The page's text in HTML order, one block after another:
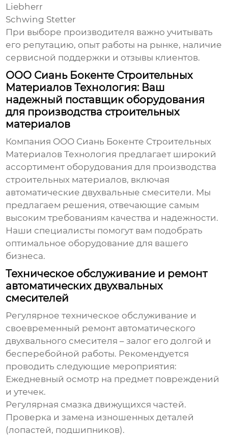
Liebherr
Schwing Stetter
При выборе производителя важно учитывать
его репутацию, опыт работы на рынке, наличие
сервисной поддержки и отзывы клиентов.
ООО Сиань Бокенте Строительных
Материалов Технология: Ваш
надежный поставщик оборудования
для производства строительных
материалов
Компания ООО Сиань Бокенте Строительных
Материалов Технология предлагает широкий
ассортимент оборудования для производства
строительных материалов, включая
автоматические двухвальные смесители. Мы
предлагаем решения, отвечающие самым
высоким требованиям качества и надежности.
Наши специалисты помогут вам подобрать
оптимальное оборудование для вашего
бизнеса.
Техническое обслуживание и ремонт
автоматических двухвальных
смесителей
Регулярное техническое обслуживание и
своевременный ремонт автоматического
двухвального смесителя – залог его долгой и
бесперебойной работы. Рекомендуется
проводить следующие мероприятия:
Ежедневный осмотр на предмет повреждений
и утечек.
Регулярная смазка движущихся частей.
Проверка и замена изношенных деталей
(лопастей, подшипников).